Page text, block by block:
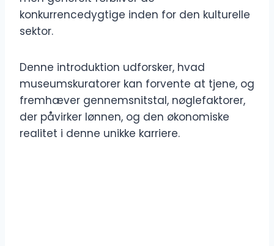
konkurrencedygtige inden for den kulturelle
sektor.
Denne introduktion udforsker, hvad
museumskuratorer kan forvente at tjene, og
fremhæver gennemsnitstal, nøglefaktorer,
der påvirker lønnen, og den økonomiske
realitet i denne unikke karriere.